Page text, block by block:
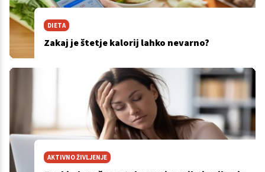
DIETA
Zakaj je štetje kalorij lahko nevarno?
AKTIVNO ŽIVLJENJE